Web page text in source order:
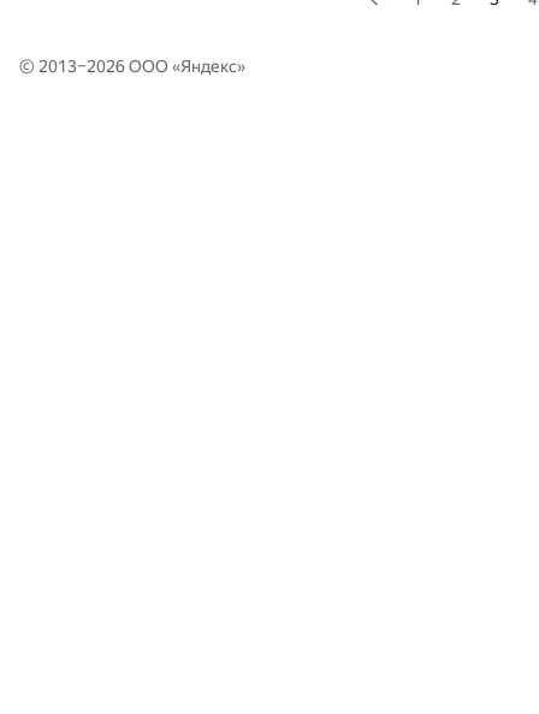
© 2013–2026 ООО «Яндекс»